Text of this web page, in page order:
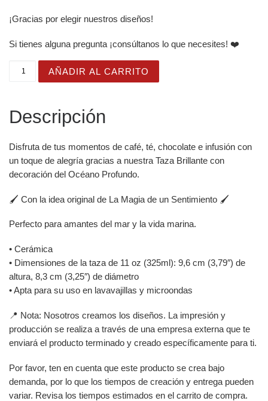
¡Gracias por elegir nuestros diseños!
Si tienes alguna pregunta ¡consúltanos lo que necesites! ❤️
Taza Blanca Brillante con Loro "Corazón de... Arr"
AÑADIR AL CARRITO
Descripción
Disfruta de tus momentos de café, té, chocolate e infusión con
un toque de alegría gracias a nuestra Taza Brillante con
decoración del Océano Profundo.
🖌️ Con la idea original de La Magia de un Sentimiento 🖌️
Perfecto para amantes del mar y la vida marina.
• Cerámica
• Dimensiones de la taza de 11 oz (325ml): 9,6 cm (3,79″) de
altura, 8,3 cm (3,25″) de diámetro
• Apta para su uso en lavavajillas y microondas
📍 Nota: Nosotros creamos los diseños. La impresión y
producción se realiza a través de una empresa externa que te
enviará el producto terminado y creado específicamente para ti.
Por favor, ten en cuenta que este producto se crea bajo
demanda, por lo que los tiempos de creación y entrega pueden
variar. Revisa los tiempos estimados en el carrito de compra.